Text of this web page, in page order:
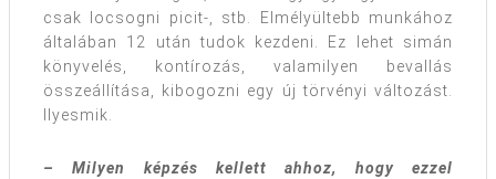
csak locsogni picit-, stb. Elmélyültebb munkához
általában 12 után tudok kezdeni. Ez lehet simán
könyvelés, kontírozás, valamilyen bevallás
összeállítása, kibogozni egy új törvényi változást.
Ilyesmik.
– Milyen képzés kellett ahhoz, hogy ezzel